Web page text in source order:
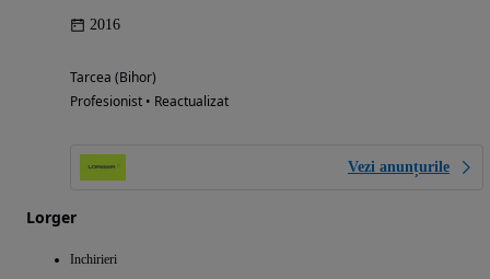
2016
Tarcea (Bihor)
Profesionist • Reactualizat
Vezi anunțurile
Lorger
Inchirieri